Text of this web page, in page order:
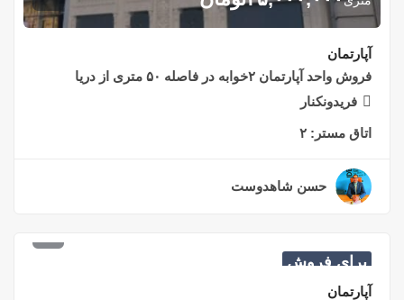
آپارتمان
فروش واحد آپارتمان ۲خوابه در فاصله ۵۰ متری از دریا
فریدونکنار
اتاق مستر: ۲
حسن شاهدوست
برای فروش
آپارتمان